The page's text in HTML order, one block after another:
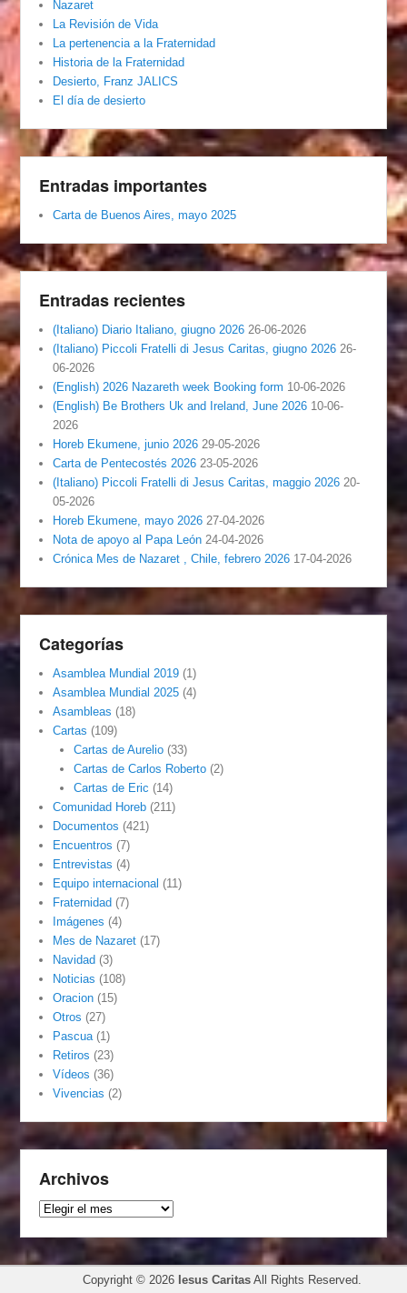
Nazaret
La Revisión de Vida
La pertenencia a la Fraternidad
Historia de la Fraternidad
Desierto, Franz JALICS
El día de desierto
Entradas importantes
Carta de Buenos Aires, mayo 2025
Entradas recientes
(Italiano) Diario Italiano, giugno 2026 26-06-2026
(Italiano) Piccoli Fratelli di Jesus Caritas, giugno 2026 26-
06-2026
(English) 2026 Nazareth week Booking form 10-06-2026
(English) Be Brothers Uk and Ireland, June 2026 10-06-
2026
Horeb Ekumene, junio 2026 29-05-2026
Carta de Pentecostés 2026 23-05-2026
(Italiano) Piccoli Fratelli di Jesus Caritas, maggio 2026 20-
05-2026
Horeb Ekumene, mayo 2026 27-04-2026
Nota de apoyo al Papa León 24-04-2026
Crónica Mes de Nazaret , Chile, febrero 2026 17-04-2026
Categorías
Asamblea Mundial 2019 (1)
Asamblea Mundial 2025 (4)
Asambleas (18)
Cartas (109)
Cartas de Aurelio(33)
Cartas de Carlos Roberto(2)
Cartas de Eric (14)
Comunidad Horeb (211)
Documentos (421)
Encuentros (7)
Entrevistas (4)
Equipo internacional (11)
Fraternidad (7)
Imágenes (4)
Mes de Nazaret (17)
Navidad (3)
Noticias (108)
Oracion (15)
Otros (27)
Pascua (1)
Retiros (23)
Vídeos (36)
Vivencias (2)
Archivos
Archivos
Copyright © 2026 Iesus CaritasAll Rights Reserved.